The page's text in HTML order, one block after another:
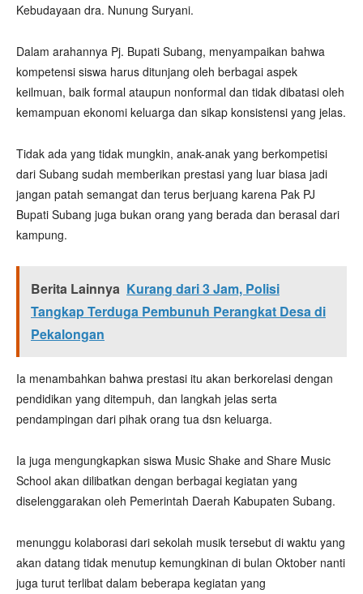
Kebudayaan dra. Nunung Suryani.
Dalam arahannya Pj. Bupati Subang, menyampaikan bahwa
kompetensi siswa harus ditunjang oleh berbagai aspek
keilmuan, baik formal ataupun nonformal dan tidak dibatasi oleh
kemampuan ekonomi keluarga dan sikap konsistensi yang jelas.
Tidak ada yang tidak mungkin, anak-anak yang berkompetisi
dari Subang sudah memberikan prestasi yang luar biasa jadi
jangan patah semangat dan terus berjuang karena Pak PJ
Bupati Subang juga bukan orang yang berada dan berasal dari
kampung.
Berita Lainnya Kurang dari 3 Jam, Polisi
Tangkap Terduga Pembunuh Perangkat Desa di
Pekalongan
Ia menambahkan bahwa prestasi itu akan berkorelasi dengan
pendidikan yang ditempuh, dan langkah jelas serta
pendampingan dari pihak orang tua dsn keluarga.
Ia juga mengungkapkan siswa Music Shake and Share Music
School akan dilibatkan dengan berbagai kegiatan yang
diselenggarakan oleh Pemerintah Daerah Kabupaten Subang.
menunggu kolaborasi dari sekolah musik tersebut di waktu yang
akan datang tidak menutup kemungkinan di bulan Oktober nanti
juga turut terlibat dalam beberapa kegiatan yang